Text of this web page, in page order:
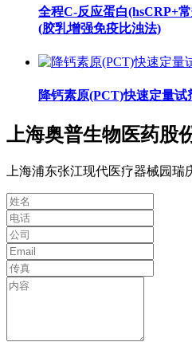
全程C-反应蛋白(hsCRP+
(胶乳增强免疫比浊法)
降钙素原(PCT)快速定量
上海奥普生物医药股
上海浦东张江现代医疗器械园瑞